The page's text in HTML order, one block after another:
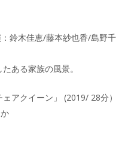
鈴木佳恵/藤本紗也香/島野千
ある家族の風景。
アクイーン」 (2019/ 28分）